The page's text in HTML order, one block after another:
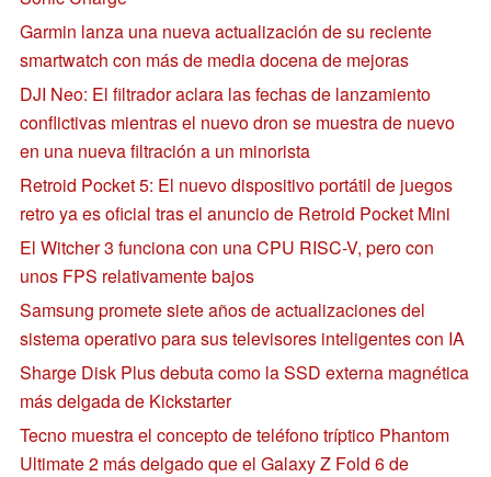
Garmin lanza una nueva actualización de su reciente
smartwatch con más de media docena de mejoras
DJI Neo: El filtrador aclara las fechas de lanzamiento
conflictivas mientras el nuevo dron se muestra de nuevo
en una nueva filtración a un minorista
Retroid Pocket 5: El nuevo dispositivo portátil de juegos
retro ya es oficial tras el anuncio de Retroid Pocket Mini
El Witcher 3 funciona con una CPU RISC-V, pero con
unos FPS relativamente bajos
Samsung promete siete años de actualizaciones del
sistema operativo para sus televisores inteligentes con IA
Sharge Disk Plus debuta como la SSD externa magnética
más delgada de Kickstarter
Tecno muestra el concepto de teléfono tríptico Phantom
Ultimate 2 más delgado que el Galaxy Z Fold 6 de